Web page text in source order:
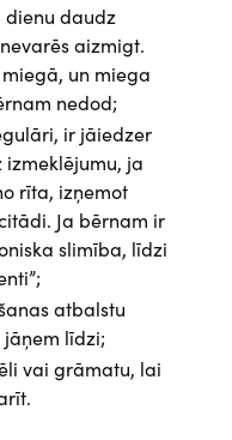
daudz
aizmigt.
un miega
nedod;
ir jāiedzer
ja
rīta, izņemot
Ja bērnam ir
slimība, līdzi
atbalstu
līdzi;
vai grāmatu, lai